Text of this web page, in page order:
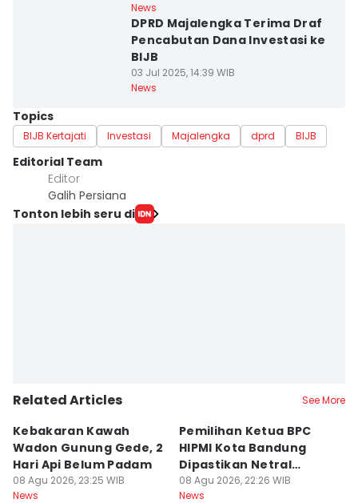
News
DPRD Majalengka Terima Draf
Pencabutan Dana Investasi ke
BIJB
03 Jul 2025, 14:39 WIB
News
Topics
BIJB Kertajati Investasi Majalengka dprd BIJB
Editorial Team
Editor
Galih Persiana
Tonton lebih seru di
Related Articles See More
Kebakaran Kawah
Wadon Gunung Gede, 2
Hari Api Belum Padam
08 Agu 2026, 23:25 WIB
News
Pemilihan Ketua BPC
HIPMI Kota Bandung
Dipastikan Netral
Tanpa Tekanan
08 Agu 2026, 22:26 WIB
News